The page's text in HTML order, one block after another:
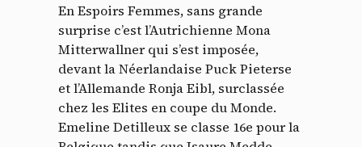
En Espoirs Femmes, sans grande
surprise c’est l’Autrichienne Mona
Mitterwallner qui s’est imposée,
devant la Néerlandaise Puck Pieterse
et l’Allemande Ronja Eibl, surclassée
chez les Elites en coupe du Monde.
Emeline Detilleux se classe 16e pour la